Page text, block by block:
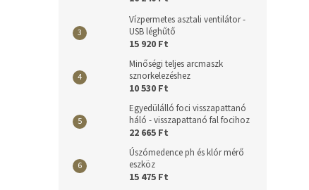
Vízpermetes asztali ventilátor -
USB léghűtő
15 920 Ft
Minőségi teljes arcmaszk
sznorkelezéshez
10 530 Ft
Egyedülálló foci visszapattanó
háló - visszapattanó fal focihoz
22 665 Ft
Úszómedence ph és klór mérő
eszköz
15 475 Ft